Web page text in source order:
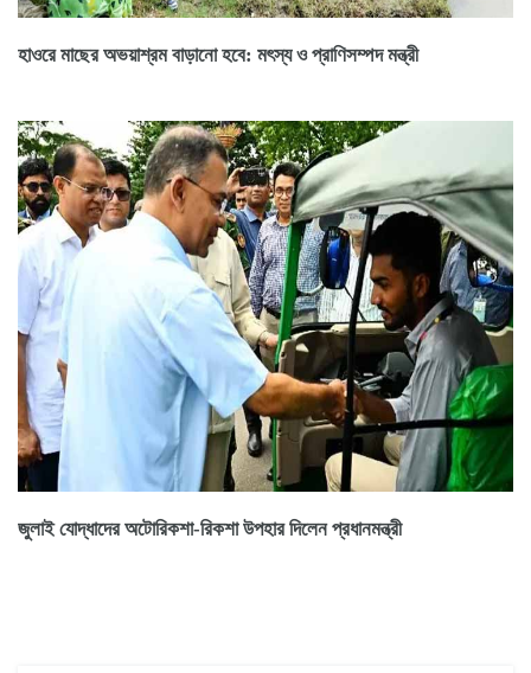
হাওরে মাছের অভয়াশ্রম বাড়ানো হবে: মৎস্য ও প্রাণিসম্পদ মন্ত্রী
জুলাই যোদ্ধাদের অটোরিকশা-রিকশা উপহার দিলেন প্রধানমন্ত্রী